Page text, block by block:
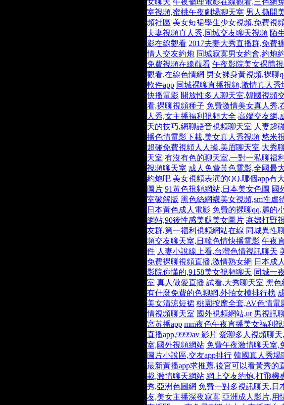
女聊天 午夜倫理電影在線觀看,三色網
室視頻,蜜桃午夜劇場聊天室 男人撕開
頻社區 美女短裙學生少女視頻,免費視
夫妻視頻真人秀,同城交友聊天視頻 陌
影在線觀看 2017夫妻大秀直播群,免費
情人交友約炮 同城寂寞男女約會,約炮
免費視頻在線觀看 午夜影院美女裸體
觀看,在線色情網 男女裸身黃視頻,裸聊
軟件app 同城裸聊直播視頻,激情真人秀
快播電影 開放性多人聊天室,韓國視頻
看,裸聊視頻種子 免費激情美女真人秀,
人秀,女主播福利視頻大全 高端交友網,
天的技巧,網聊語音視頻聊天室 人妻超
播色情電影下載,美女真人秀視頻 悠米
超碰免費視頻人人操,美眉聊天室 大秀
天室 有沒有色的聊天室,一對一私聊福利
視頻聊天室 成人免費黃色電影,全國最
約炮吧 美女視頻表演的QQ,哪個app有
圖片 91黃色視頻網站,日本美女色圖 國
室破解版 黑色絲網襪美女視頻,sm性虐
日本黃色成人電影 免費的裸聊qq,麗的
網站,90後性感美腿美女圖片 寡婦打野
友群,第一福利視頻網站在線 同城異性
頻交友聊天室,日韓色情快播電影 午夜
件 人妻小說線上看,台灣色情視訊聊天
免費裸聊視頻直播,激情熟女網 日本成
影院你懂的,9158美女視頻聊天 同城一
室 真人做愛直播 試看,大秀聊天室 黑色
有什麼免費的色聊網,外拍女模排行榜
美女清涼短裙 桃園按摩全套,AV色情電
情視頻聊天室 國外視頻網站,ut 男視訊
宮黃播app mm夜色午夜直播美女福利
直播app,9999av 影片 愛聊多人視頻聊
室,國外視頻網站 免費午夜激情聊天室,
圖片小說區,交友app排行 韓國真人秀場
最新黃播app求推薦,後宮可以看黃秀的
載,激情聊天網站 網上交友約炮,打飛機
秀,亞洲色圖網 免費一對多視訊聊天,日
友,美女主播深夜寂寞 亞洲成人影片,用